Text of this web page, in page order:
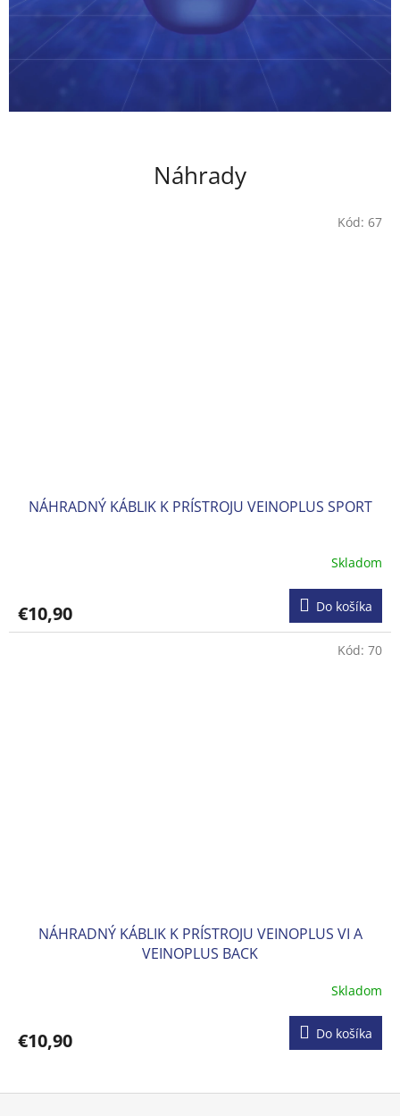
Náhrady
NÁHRADNÝ KÁBLIK K PRÍSTROJU VEINOPLUS SPORT
Skladom
€10,90 Do košíka
Kód: 67
NÁHRADNÝ KÁBLIK K PRÍSTROJU VEINOPLUS VI A
VEINOPLUS BACK
Skladom
€10,90 Do košíka
Kód: 70